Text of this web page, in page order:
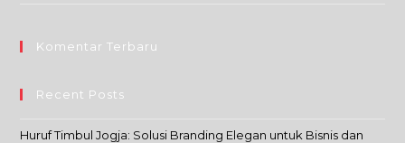
Komentar Terbaru
Recent Posts
Huruf Timbul Jogja: Solusi Branding Elegan untuk Bisnis dan